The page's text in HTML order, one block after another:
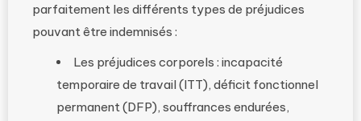
parfaitement les différents types de préjudices
pouvant être indemnisés :
Les préjudices corporels : incapacité
temporaire de travail (ITT), déficit fonctionnel
permanent (DFP), souffrances endurées,